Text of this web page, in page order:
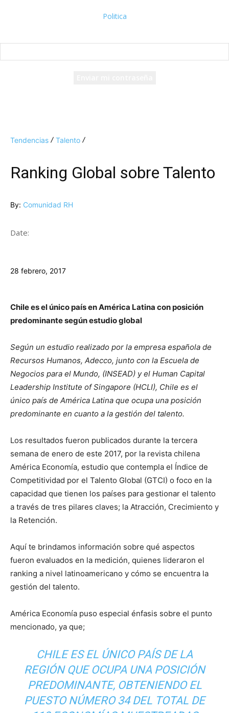
Politica
Tendencias Talento
Ranking Global sobre Talento
By: Comunidad RH
Date:
28 febrero, 2017
Chile es el único país en América Latina conposición
predominante según estudio global
Según un estudio realizado por la empresa española de
Recursos Humanos, Adecco, junto con la Escuela de
Negocios para el Mundo, (INSEAD) y el Human Capital
Leadership Institute of Singapore (HCLI), Chile es el
único país de América Latina que ocupa una posición
predominante en cuanto a la gestión del talento.
Los resultados fueron publicados durante la tercera
semana de enero de este 2017, por la revista chilena
América Economía, estudio que contempla el Índice de
Competitividad por el Talento Global (GTCI) o foco en la
capacidad que tienen los países para gestionar el talento
a través de tres pilares claves; la Atracción, Crecimiento y
la Retención.
Aquí te brindamos información sobre qué aspectos
fueron evaluados en la medición, quienes lideraron el
ranking a nivel latinoamericano y cómo se encuentra la
gestión del talento.
América Economía puso especial énfasis sobre el punto
mencionado, ya que;
CHILE ES EL ÚNICO PAÍS DE LA
REGIÓN QUE OCUPA UNA POSICIÓN
PREDOMINANTE, OBTENIENDO EL
PUESTO NÚMERO 34 DEL TOTAL DE